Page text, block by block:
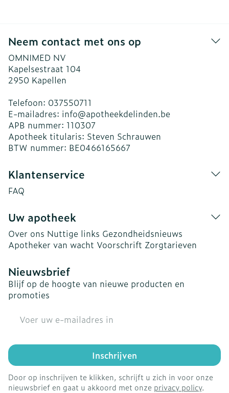
Neem contact met ons op
OMNIMED NV
Kapelsestraat 104
2950 Kapellen
Telefoon: 037550711
E-mailadres: info@apotheekdelinden.be
APB nummer: 110307
Apotheek titularis: Steven Schrauwen
BTW nummer: BE0466165667
Klantenservice
FAQ
Uw apotheek
Over ons Nuttige links Gezondheidsnieuws
Apotheker van wacht Voorschrift Zorgtarieven
Nieuwsbrief
Blijf op de hoogte van nieuwe producten en
promoties
Inschrijven
Door op inschrijven te klikken, schrijft u zich in voor onze
nieuwsbrief en gaat u akkoord met onze privacy policy.